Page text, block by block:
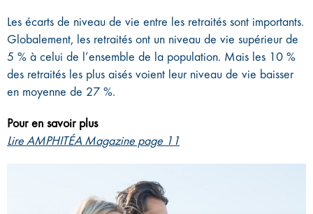
Les écarts de niveau de vie entre les retraités sont importants.
Globalement, les retraités ont un niveau de vie supérieur de
5 % à celui de l’ensemble de la population. Mais les 10 %
des retraités les plus aisés voient leur niveau de vie baisser
en moyenne de 27 %.
Pour en savoir plus
Lire AMPHITÉA Magazine page 11